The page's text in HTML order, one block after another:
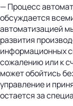
— Процесс
обсуждается
автоматизацией
развития
информационных
сожалению или к
может обойтись
управление и
остается за